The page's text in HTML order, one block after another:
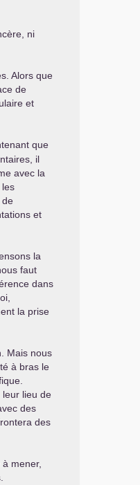
ni
Alors que
de
et
que
il
avec la
les
de
et
la
faut
dans
la prise
Mais nous
à bras le
leur lieu de
des
des
mener,